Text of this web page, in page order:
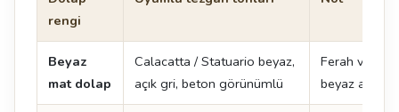
rengi
Beyaz
mat dolap
Calacatta / Statuario beyaz,
açık gri, beton görünümlü
Ferah ve
beyaz adada